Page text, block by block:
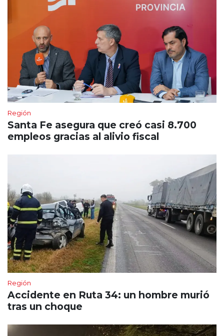
Región
Santa Fe asegura que creó casi 8.700
empleos gracias al alivio fiscal
Región
Accidente en Ruta 34: un hombre murió
tras un choque